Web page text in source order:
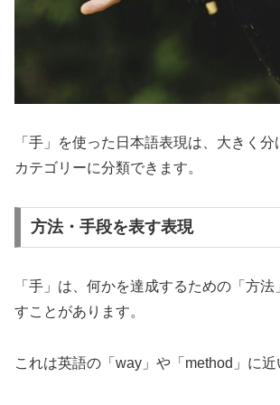
「手」を使った日本語表現は、大きく
カテゴリーに分類できます。
方法・手段を表す表現
「手」は、何かを達成するための「方
すことがあります。
これは英語の「way」や「method」に近